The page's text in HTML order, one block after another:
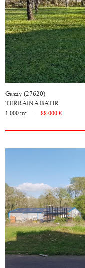
Gasny (27620)
TERRAIN A BATIR
1 000 m² - 88 000 €